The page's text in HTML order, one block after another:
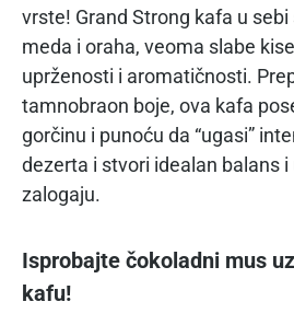
vrste! Grand Strong kafa u
meda i oraha, veoma slabe
uprženosti i aromatičnosti.
tamnobraon boje, ova kafa
gorčinu i punoću da “ugasi”
dezerta i stvori idealan balans
zalogaju.
Isprobajte čokoladni mus
kafu!